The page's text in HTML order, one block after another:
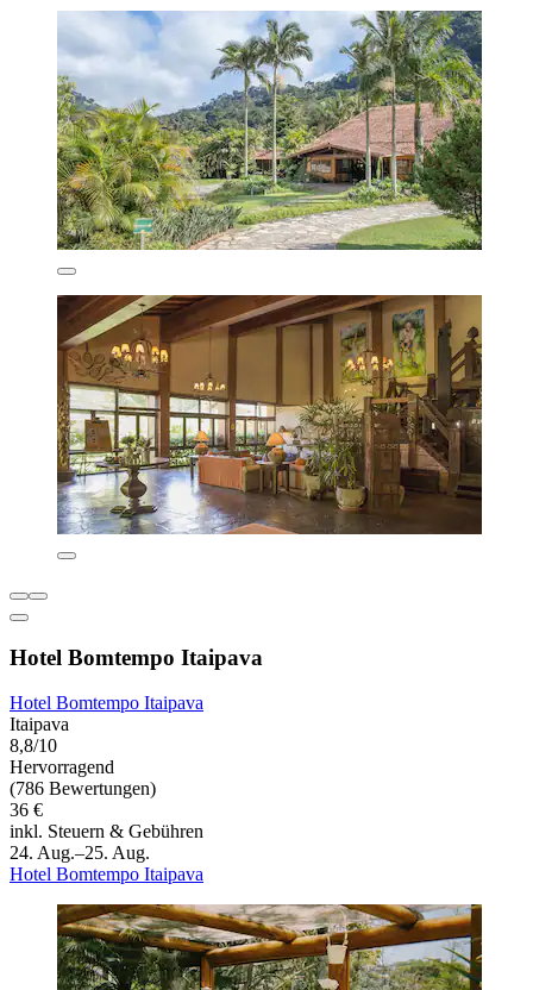
Hotel Bomtempo Itaipava
Hotel Bomtempo Itaipava
Itaipava
8,8/10
Hervorragend
(786 Bewertungen)
36 €
inkl. Steuern & Gebühren
24. Aug.–25. Aug.
Hotel Bomtempo Itaipava